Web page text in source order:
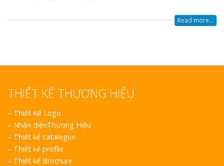
Read more...
THIẾT KẾ THƯƠNG HIỆU
– Thiết Kế Logo
– Nhận diệnThương Hiệu
– Thiết kế catalogue
– Thiết kế profile
– Thiết kế Brochure